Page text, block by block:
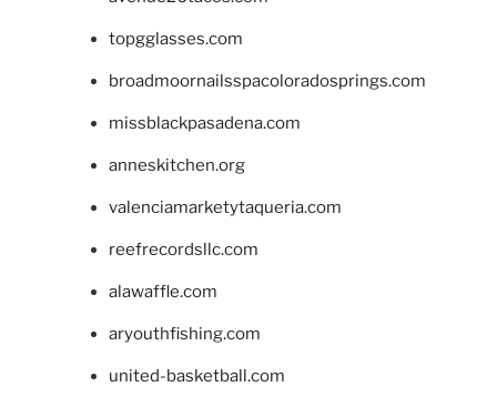
topgglasses.com
broadmoornailsspacoloradosprings.com
missblackpasadena.com
anneskitchen.org
valenciamarketytaqueria.com
reefrecordsllc.com
alawaffle.com
aryouthfishing.com
united-basketball.com